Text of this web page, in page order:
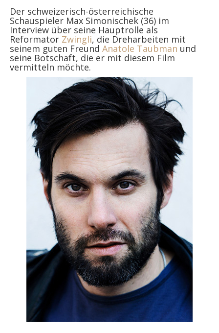
Der schweizerisch-österreichische
Schauspieler Max Simonischek (36) im
Interview über seine Hauptrolle als
Reformator Zwingli, die Dreharbeiten mit
seinem guten Freund Anatole Taubman und
seine Botschaft, die er mit diesem Film
vermitteln möchte.